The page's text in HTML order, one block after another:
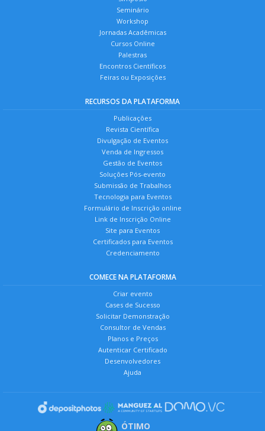
Seminário
Workshop
Jornadas Acadêmicas
Cursos Online
Palestras
Encontros Científicos
Feiras ou Exposições
RECURSOS DA PLATAFORMA
Publicações
Revista Científica
Divulgação de Eventos
Venda de Ingressos
Gestão de Eventos
Soluções Pós-evento
Submissão de Trabalhos
Tecnologia para Eventos
Formulário de Inscrição online
Link de Inscrição Online
Site para Eventos
Certificados para Eventos
Credenciamento
COMECE NA PLATAFORMA
Criar evento
Cases de Sucesso
Solicitar Demonstração
Consultor de Vendas
Planos e Preços
Autenticar Certificado
Desenvolvedores
Ajuda
ÓTIMO